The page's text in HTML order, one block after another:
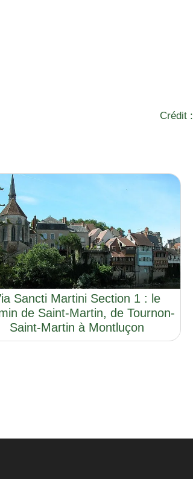
Crédit :
Sancti Martini Section 1 : le
de Saint-Martin, de Tournon-
Saint-Martin à Montluçon